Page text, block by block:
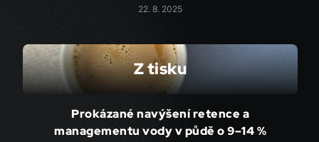
22. 8. 2025
Z tisku
Prokázané navýšení retence a
managementu vody v půdě o 9–14 %